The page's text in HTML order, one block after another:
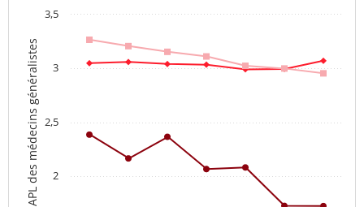
APL des médecins généralistes 2
2,5
3
3,5